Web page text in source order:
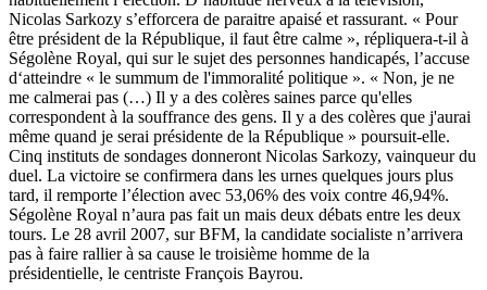
Nicolas Sarkozy s’efforcera de paraitre apaisé et rassurant. « Pour
être président de la République, il faut être calme », répliquera-t-il à
Ségolène Royal, qui sur le sujet des personnes handicapés, l’accuse
d‘atteindre « le summum de l'immoralité politique ». « Non, je ne
me calmerai pas (…) Il y a des colères saines parce qu'elles
correspondent à la souffrance des gens. Il y a des colères que j'aurai
même quand je serai présidente de la République » poursuit-elle.
Cinq instituts de sondages donneront Nicolas Sarkozy, vainqueur du
duel. La victoire se confirmera dans les urnes quelques jours plus
tard, il remporte l’élection avec 53,06% des voix contre 46,94%.
Ségolène Royal n’aura pas fait un mais deux débats entre les deux
tours. Le 28 avril 2007, sur BFM, la candidate socialiste n’arrivera
pas à faire rallier à sa cause le troisième homme de la
présidentielle, le centriste François Bayrou.